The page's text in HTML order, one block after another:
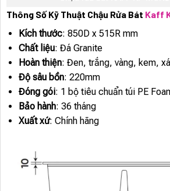
Thông Số Kỹ Thuật Chậu Rửa Bát Kaff
Kích thước: 850D x 515R mm
Chất liệu: Đá Granite
Hoàn thiện: Đen, trắng, vàng, kem,
Độ sâu bồn: 220mm
Đóng gói: 1 bộ tiêu chuẩn túi PE
Bảo hành: 36 tháng
Xuất xứ: Chính hãng